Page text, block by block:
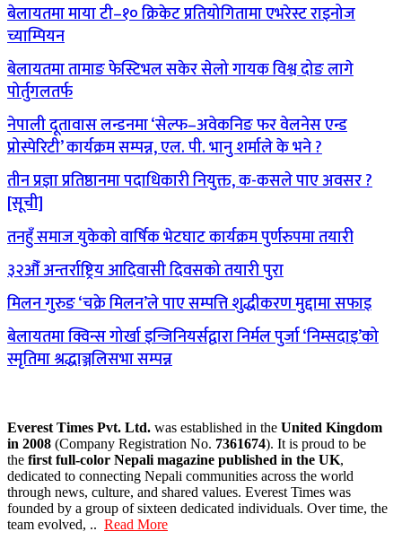
बेलायतमा माया टी–१० क्रिकेट प्रतियोगितामा एभरेस्ट राइनोज
च्याम्पियन
बेलायतमा तामाङ फेस्टिभल सकेर सेलो गायक विश्व दोङ लागे
पोर्तुगलतर्फ
नेपाली दूतावास लन्डनमा ‘सेल्फ–अवेकनिङ फर वेलनेस एन्ड
प्रोस्पेरिटी’ कार्यक्रम सम्पन्न, एल. पी. भानु शर्माले के भने ?
तीन प्रज्ञा प्रतिष्ठानमा पदाधिकारी नियुक्त, क-कसले पाए अवसर ?
[सूची]
तनहुँ समाज युकेको वार्षिक भेटघाट कार्यक्रम पुर्णरुपमा तयारी
३२औँ अन्तर्राष्ट्रिय आदिवासी दिवसको तयारी पुरा
मिलन गुरुङ ‘चक्रे मिलन’ले पाए सम्पत्ति शुद्धीकरण मुद्दामा सफाइ
बेलायतमा क्विन्स गोर्खा इन्जिनियर्सद्वारा निर्मल पुर्जा ‘निम्सदाइ’को
स्मृतिमा श्रद्धाञ्जलिसभा सम्पन्न
Everest Times Pvt. Ltd. was established in the United Kingdom
in 2008 (Company Registration No. 7361674). It is proud to be
the first full-color Nepali magazine published in the UK,
dedicated to connecting Nepali communities across the world
through news, culture, and shared values. Everest Times was
founded by a group of sixteen dedicated individuals. Over time, the
team evolved, .. Read More